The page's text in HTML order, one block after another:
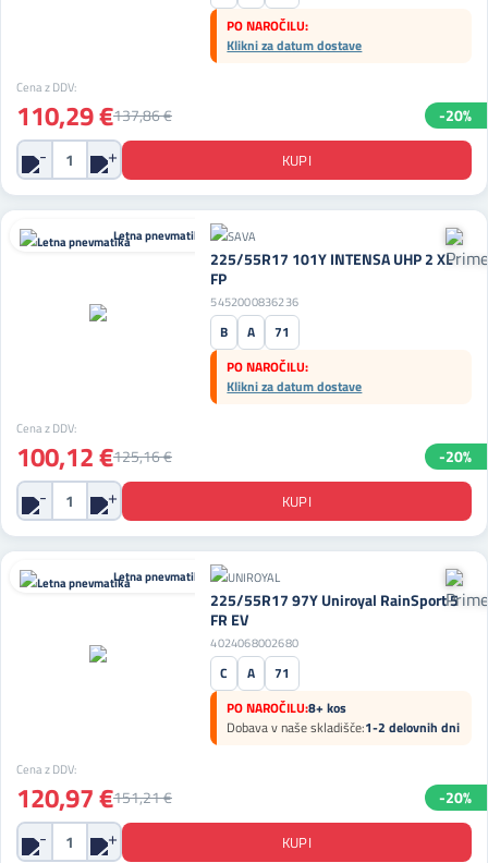
PO NAROČILU:
Klikni za datum dostave
Cena z DDV:
110,29 €137,86 € -20%
Letna pnevmatika
225/55R17 101Y INTENSA UHP 2 XL
FP
5452000836236
B A
71
PO NAROČILU:
Klikni za datum dostave
Cena z DDV:
100,12 €125,16 € -20%
Letna pnevmatika
225/55R17 97Y Uniroyal RainSport 5
FR EV
4024068002680
C A
71
PO NAROČILU:8+ kos
Dobava v naše skladišče:1-2 delovnih dni
Cena z DDV:
120,97 €151,21 € -20%